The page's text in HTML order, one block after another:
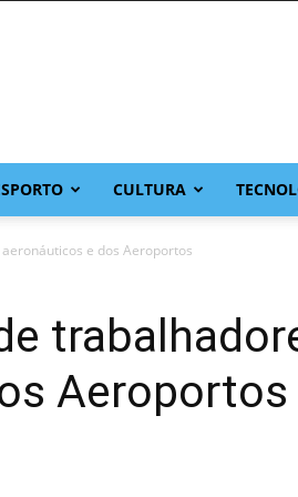
CULTURA
e dos Aeroportos
Aeroportos